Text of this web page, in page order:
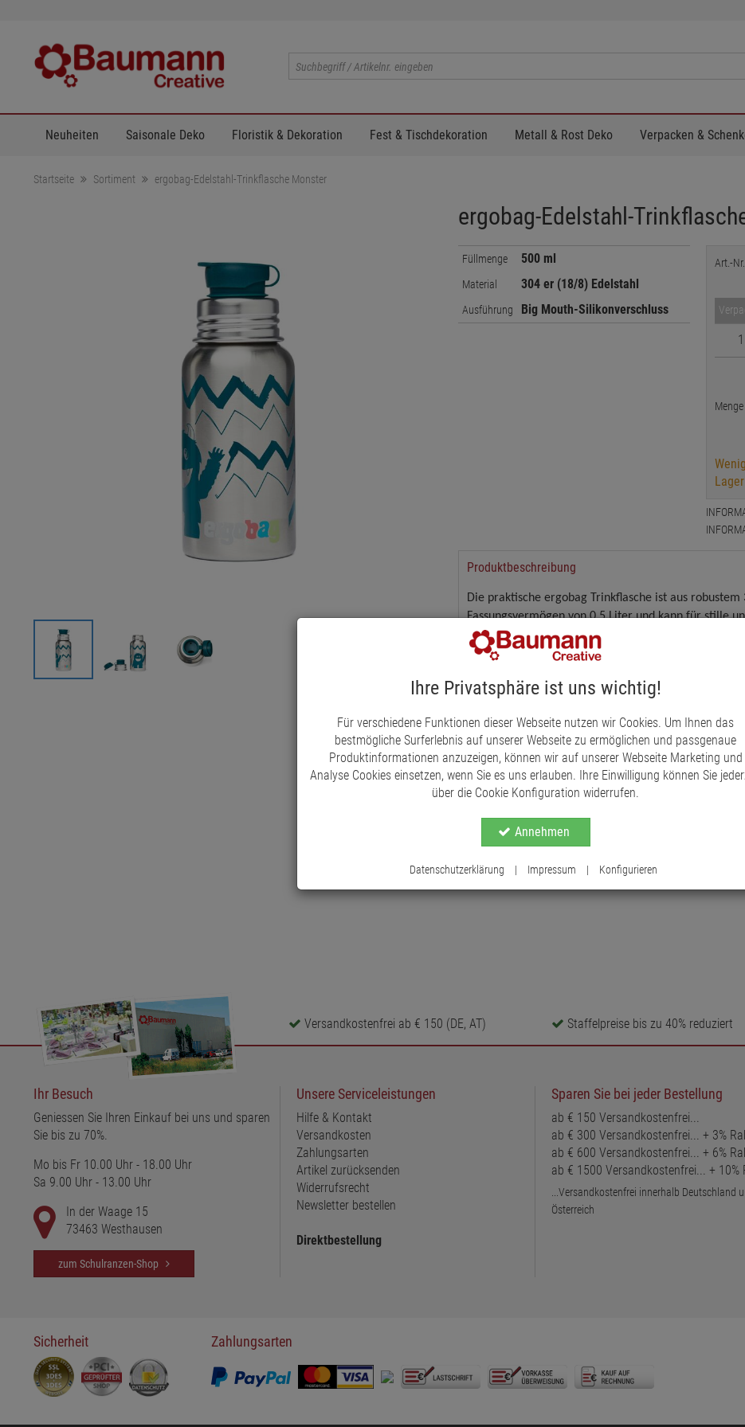
Neuheiten Saisonale Deko Floristik & Dekoration Fest & Tischdekoration Metall & Rost Deko Verpacken &
Startseite Sortiment ergobag-Edelstahl-Trinkflasche Monster
ergobag-Edelstahl-
Füllmenge 500 ml
Material 304 er (18/8) Edelstahl
Ausführung Big Mouth-Silikonverschluss
Art.-
Menge
Lager
Produktbeschreibung
Die praktische ergobag Trinkflasche ist aus
Fassungsvermögen von 0,5 Liter und kann für stille
auslaufsicheren Big Mouth-Silikonverschluss ist sie
Schadstoffen und geschmacks- und geruchsneutral
Versandkostenfrei ab € 150 (DE, AT) Staffelpreise bis zu 40% reduziert
Ihr Besuch
Geniessen Sie Ihren Einkauf bei uns und sparen
Sie bis zu 70%.
Mo bis Fr 10.00 Uhr - 18.00 Uhr
Sa 9.00 Uhr - 13.00 Uhr
In der Waage 15
73463 Westhausen
zum Schulranzen-Shop
Unsere Serviceleistungen
Hilfe & Kontakt
Versandkosten
Zahlungsarten
Artikel zurücksenden
Widerrufsrecht
Newsletter bestellen
Direktbestellung
Sparen Sie bei jeder Bestellung
ab € 150 Versandkostenfrei...
ab € 300 Versandkostenfrei... + 3%
ab € 600 Versandkostenfrei... + 6%
ab € 1500 Versandkostenfrei... + 10%
...Versandkostenfrei innerhalb Deutschland
Österreich
Sicherheit Zahlungsarten
Ihre Privatsphäre ist uns wichtig!
Für verschiedene Funktionen dieser Webseite nutzen wir Cookies. Um Ihnen das
bestmögliche Surferlebnis auf unserer Webseite zu ermöglichen und passgenaue
Produktinformationen anzuzeigen, können wir auf unserer Webseite Marketing und
Analyse Cookies einsetzen, wenn Sie es uns erlauben. Ihre Einwilligung können Sie
über die Cookie Konfiguration widerrufen.
Annehmen
Datenschutzerklärung | Impressum | Konfigurieren